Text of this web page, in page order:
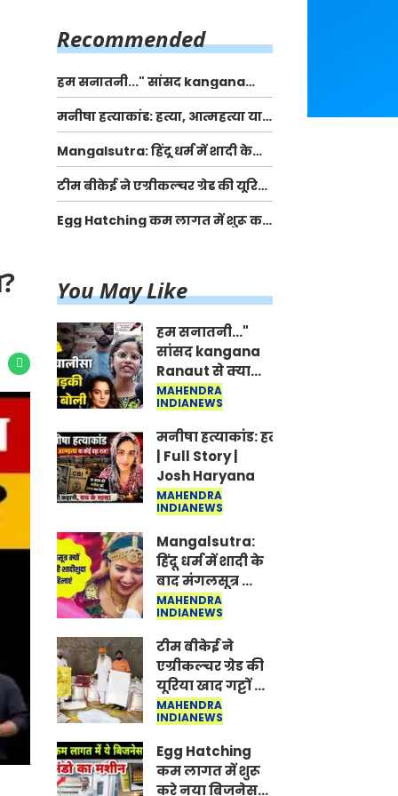
Recommended
हम सनातनी..." सांसद kangana
Ranaut से क्या बोली लड़की? Viral
Jantar-Mantar | CJP protest
मनीषा हत्याकांड: हत्या, आत्महत्या या कोई बड़ा राज?
| Full Story | Josh Haryana
Mangalsutra: हिंदू धर्म में शादी के बाद
मंगलसूत्र क्यों पहनती है महिलाएं, किसने
शुरु की ये परंपरा
टीम बीकेई ने एग्रीकल्चर ग्रेड की यूरिया
खाद गट्टों में बदलकर टेक्निकल ग्रेड में
बेचने वालों पर करवाई कार्रवाई:
Egg Hatching कम लागत में शुरू करे
You May Like
हम सनातनी..."
सांसद kangana
Ranaut से क्या
बोली लड़की? Viral
Jantar-Mantar |
CJP protest
MAHENDRA
INDIANEWS
मनीषा हत्याकांड: हत्या, आत्महत्या या
| Full Story | Josh
Haryana
MAHENDRA
INDIANEWS
Mangalsutra: हिंदू
धर्म में शादी के बाद
मंगलसूत्र क्यों
पहनती है महिलाएं,
किसने शुरु की ये
परंपरा
MAHENDRA
INDIANEWS
टीम बीकेई ने
एग्रीकल्चर ग्रेड की
यूरिया खाद गट्टों में
बदलकर टेक्निकल
ग्रेड में बेचने वालों पर
करवाई कार्रवाई:
लखविंदर सिंह
औलख
MAHENDRA
INDIANEWS
Egg Hatching कम
लागत में शुरू करे
नया बिजनेस। 17